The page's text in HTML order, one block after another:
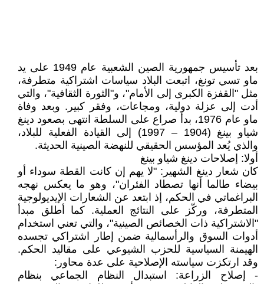
بعد تأسيس جمهورية الصين الشعبية عام 1949 على يد
ماو تسي تونغ، اتبعت البلاد سياسات اشتراكية متطرفة،
مثل "القفزة الكبرى إلى الأمام"، و"الثورة الثقافية"، والتي
أدت إلى عزلة دولية، ومجاعات، وفقر كبير. وبعد وفاة
ماو عام 1976، بدأ صراع على السلطة انتهى بصعود دينغ
شياو بينغ (1904 – 1997) إلى القيادة الفعلية للبلاد،
والذي يُعد المؤسس الحقيقي للنهضة الصينية الحديثة.
أولا: إصلاحات دينغ شياو بينغ
كان شعار دينغ الشهير: "لا يهم إن كانت القطة سوداء أو
بيضاء طالما أنها تصطاد الفئران"، وهو ما يعكس نهجه
البراغماتي في الحكم، إذ ابتعد عن الشعارات الإيديولوجية
المتطرفة، وركّز على النتائج العملية. كما أطلق مبدأ
"الاشتراكية ذات الخصائص الصينية"، والتي تعني استخدام
أدوات السوق والرأسمالية ضمن إطار اشتراكي تجسده
الهيمنة السياسية للحزب الشيوعي على مقاليد الحكم.
وقد ارتكزت سياسته الإصلاحية على عدة محاور:
- إصلاح الزراعة: استبدال النظام الجماعي بنظام